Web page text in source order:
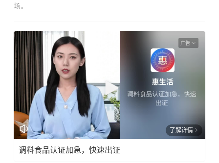
场。
广告
了解详情
调料食品认证加急，快速出证